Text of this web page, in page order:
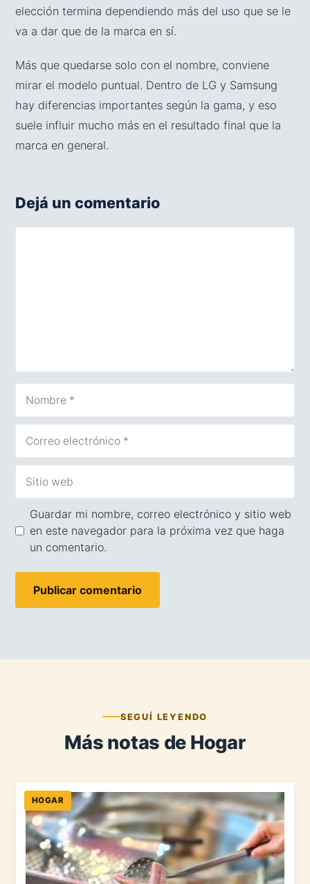
elección termina dependiendo más del uso que se le
va a dar que de la marca en sí.
Más que quedarse solo con el nombre, conviene
mirar el modelo puntual. Dentro de LG y Samsung
hay diferencias importantes según la gama, y eso
suele influir mucho más en el resultado final que la
marca en general.
Dejá un comentario
electrónico
web
Guardar mi nombre, correo electrónico y sitio web
en este navegador para la próxima vez que haga
un comentario.
SEGUÍ LEYENDO
Más notas de Hogar
HOGAR